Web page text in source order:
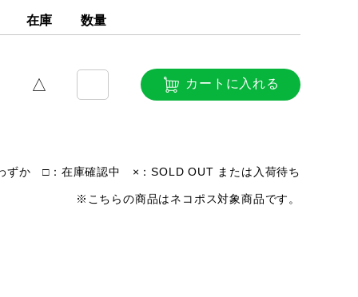
在庫 数量
△ カートに入れる
か □：在庫確認中 ×：SOLD OUT または入荷待ち
※こちらの商品はネコポス対象商品です。